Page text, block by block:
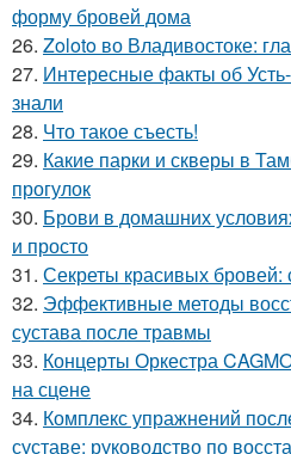
форму бровей дома
26. Zoloto во Владивостоке:
27. Интересные факты об
знали
28. Что такое съесть!
29. Какие парки и скверы в
прогулок
30. Брови в домашних
и просто
31. Секреты красивых
32. Эффективные методы
сустава после травмы
33. Концерты Оркестра
на сцене
34. Комплекс упражнений
суставе: руководство по